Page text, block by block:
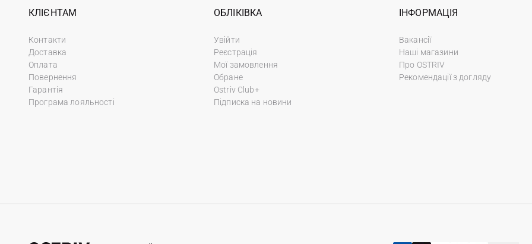
КЛІЄНТАМ
Контакти
Доставка
Оплата
Повернення
Гарантія
Програма лояльності
ОБЛІКІВКА
Увійти
Реєстрація
Мої замовлення
Обране
Ostriv Club+
Підписка на новини
ІНФОРМАЦІЯ
Вакансії
Наші магазини
Про OSTRIV
Рекомендації з догляду